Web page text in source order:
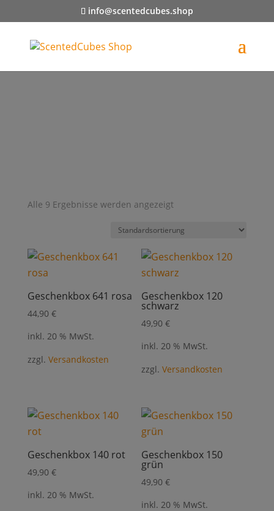
info@scentedcubes.shop
Alle 9 Ergebnisse werden angezeigt
Geschenkbox 641 rosa
44,90 €
inkl. 20 % MwSt.
zzgl. Versandkosten
Geschenkbox 120
schwarz
49,90€
inkl. 20 % MwSt.
zzgl.Versandkosten
Geschenkbox 140 rot
49,90 €
inkl. 20 % MwSt.
Geschenkbox 150
grün
49,90€
inkl. 20 % MwSt.